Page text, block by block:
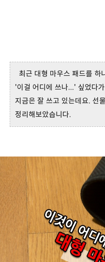
최근 대형 마우스 패드를 하
'이걸 어디에 쓰나...' 싶었다
지금은 잘 쓰고 있는데요. 선
정리해보았습니다.